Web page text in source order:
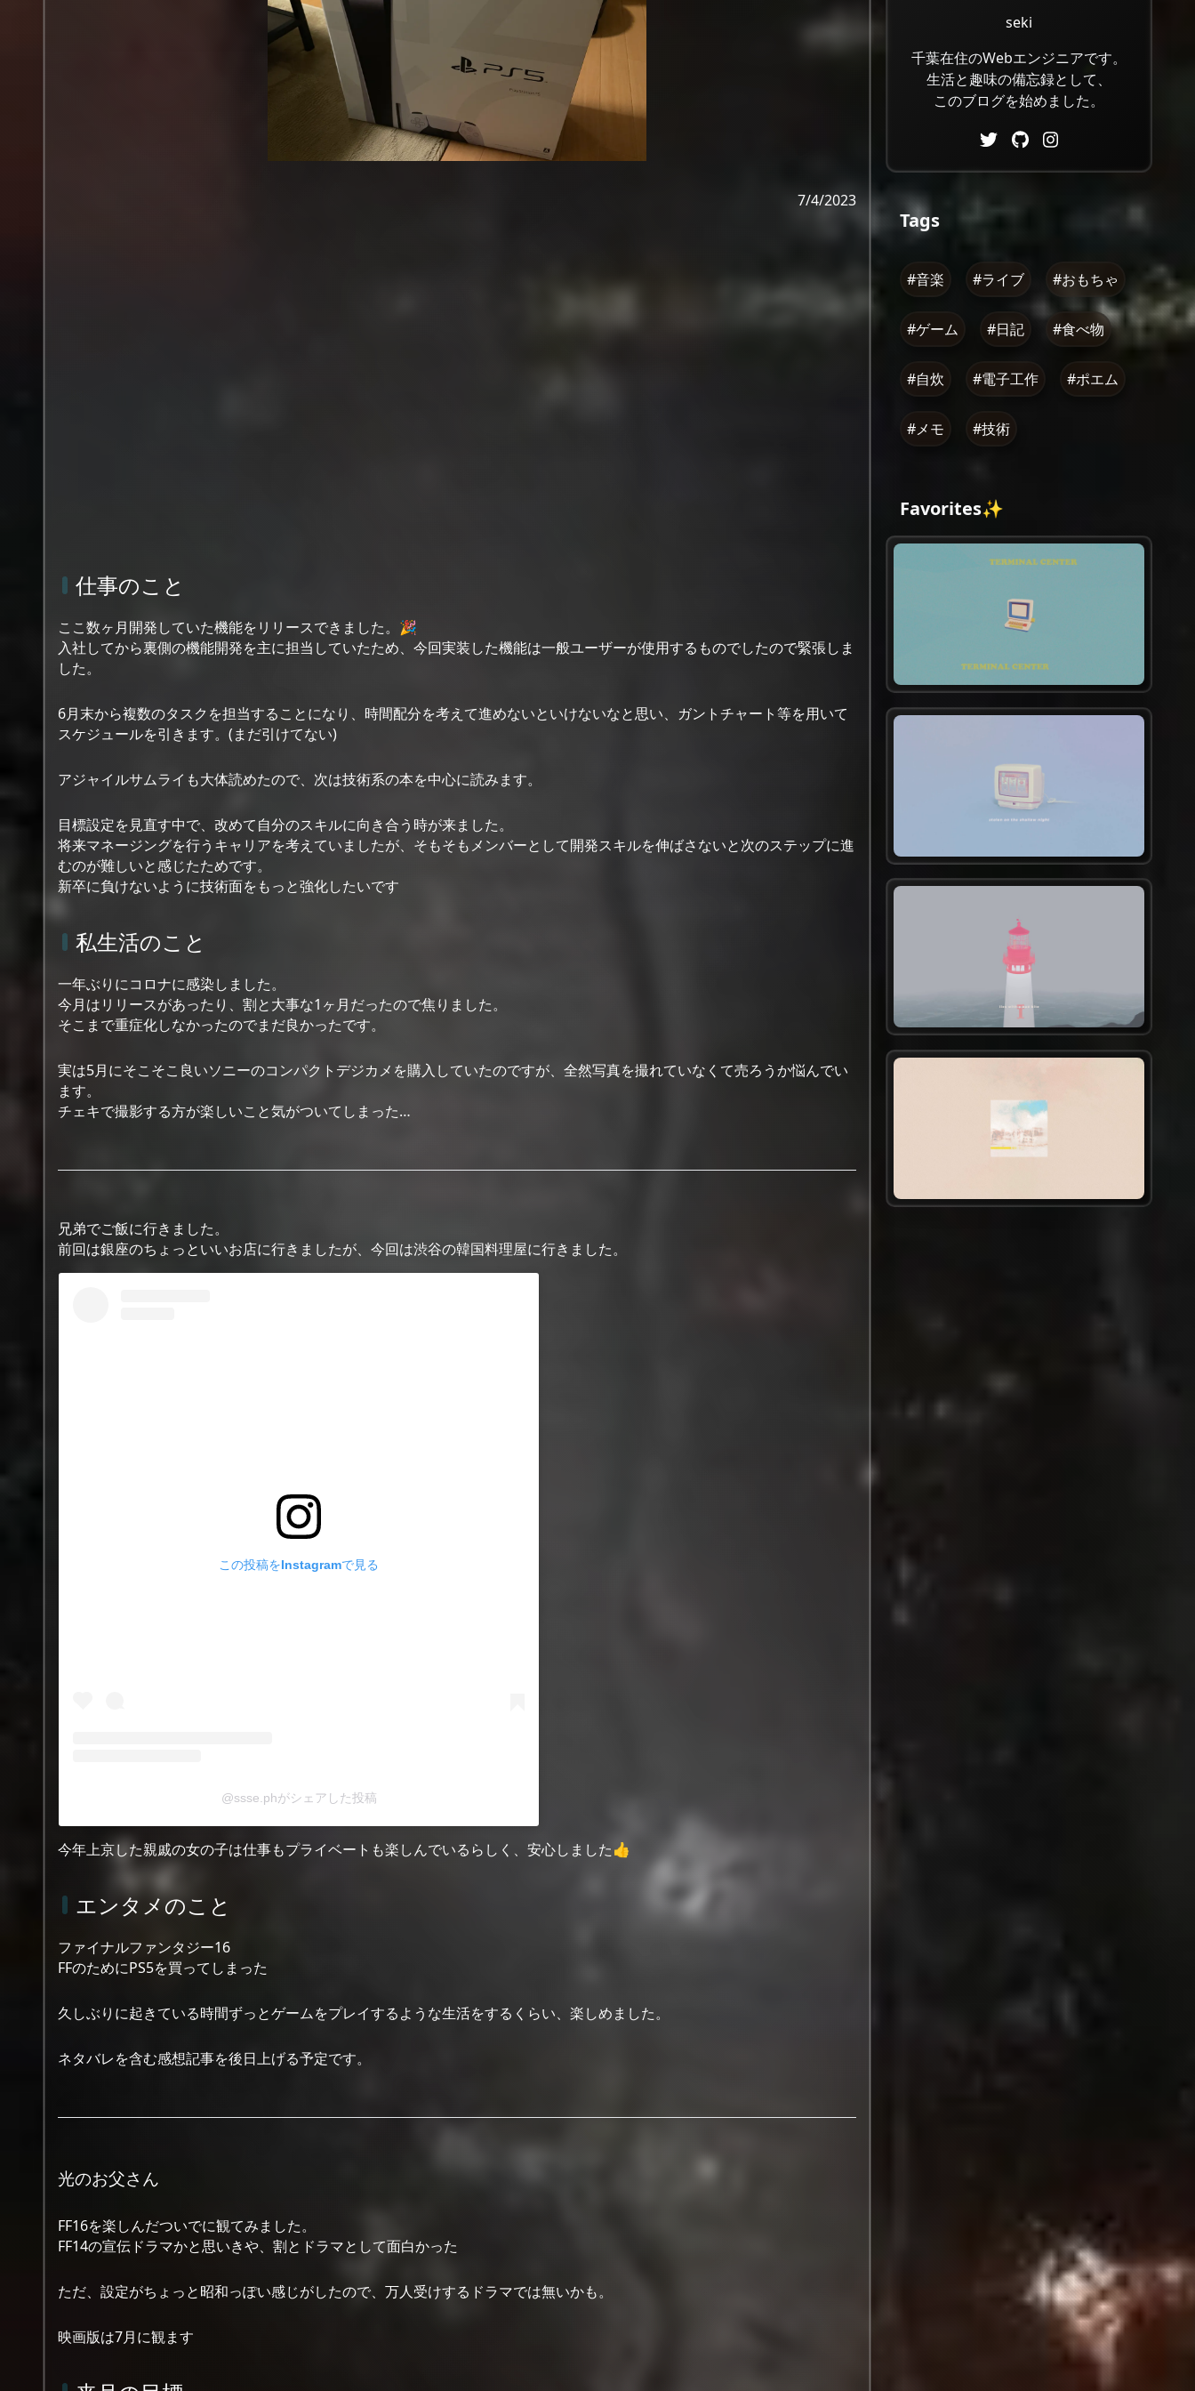
7/4/2023
仕事のこと
ここ数ヶ月開発していた機能をリリースできました。🎉
入社してから裏側の機能開発を主に担当していたため、今回実装した機能は一般ユーザーが使用するものでしたので緊張しま
した。
6月末から複数のタスクを担当することになり、時間配分を考えて進めないといけないなと思い、ガントチャート等を用いて
スケジュールを引きます。(まだ引けてない)
アジャイルサムライも大体読めたので、次は技術系の本を中心に読みます。
目標設定を見直す中で、改めて自分のスキルに向き合う時が来ました。
将来マネージングを行うキャリアを考えていましたが、そもそもメンバーとして開発スキルを伸ばさないと次のステップに進
むのが難しいと感じたためです。
新卒に負けないように技術面をもっと強化したいです
私生活のこと
一年ぶりにコロナに感染しました。
今月はリリースがあったり、割と大事な1ヶ月だったので焦りました。
そこまで重症化しなかったのでまだ良かったです。
実は5月にそこそこ良いソニーのコンパクトデジカメを購入していたのですが、全然写真を撮れていなくて売ろうか悩んでい
ます。
チェキで撮影する方が楽しいこと気がついてしまった…
兄弟でご飯に行きました。
前回は銀座のちょっといいお店に行きましたが、今回は渋谷の韓国料理屋に行きました。
この投稿をInstagramで見る
@ssse.phがシェアした投稿
今年上京した親戚の女の子は仕事もプライベートも楽しんでいるらしく、安心しました👍
エンタメのこと
ファイナルファンタジー16
FFのためにPS5を買ってしまった
久しぶりに起きている時間ずっとゲームをプレイするような生活をするくらい、楽しめました。
ネタバレを含む感想記事を後日上げる予定です。
光のお父さん
FF16を楽しんだついでに観てみました。
FF14の宣伝ドラマかと思いきや、割とドラマとして面白かった
ただ、設定がちょっと昭和っぽい感じがしたので、万人受けするドラマでは無いかも。
映画版は7月に観ます
seki
千葉在住のWebエンジニアです。
生活と趣味の備忘録として、
このブログを始めました。
Tags
#音楽 #ライブ #おもちゃ
#ゲーム #日記 #食べ物
#自炊 #電子工作 #ポエム
#メモ #技術
Favorites✨